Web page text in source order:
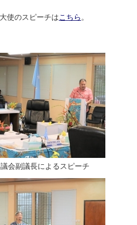
使のスピーチはこちら 。
会副議長によるスピーチ